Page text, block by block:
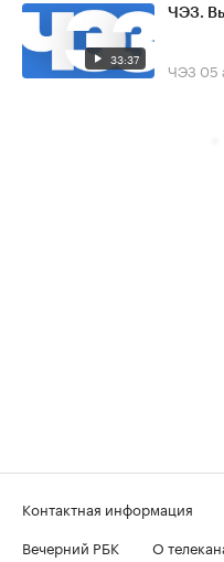
33:37
ЧЭЗ.
ЧЭЗ 05
Контактная информация
Вечерний РБК
О